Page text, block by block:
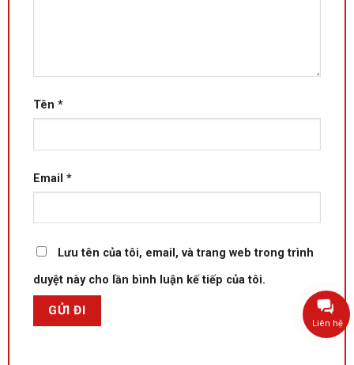
Tên *
Email *
Lưu tên của tôi, email, và trang web trong trình
duyệt này cho lần bình luận kế tiếp của tôi.
Liên hệ